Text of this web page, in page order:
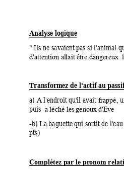
Analyse logique
" Ils ne savaient pas si l'animal
d'attention allait être dangereux
Transformez de l'actif au pa
a) A l'endroit qu'il avait frappé,
puis a léché les genoux d'Eve
-b) La baguette qui sortit de
pts)
Complétez par le pronom